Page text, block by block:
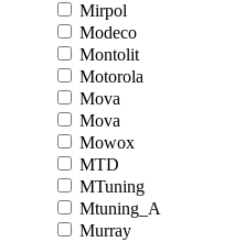
Mirpol
Modeco
Montolit
Motorola
Mova
Mova
Mowox
MTD
MTuning
Mtuning_A
Murray